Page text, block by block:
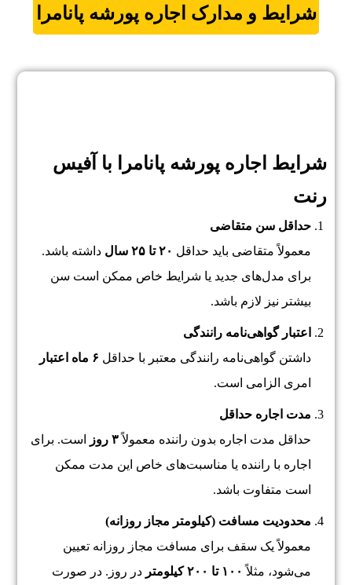
شرایط و مدارک اجاره پورشه پانامرا
شرایط اجاره پورشه پانامرا با آفیس
رنت
حداقل سن متقاضی
معمولاً متقاضی باید حداقل ۲۰ تا ۲۵ سال
داشته باشد.
برای مدل‌های جدید یا شرایط خاص ممکن است سن
بیشتر نیز لازم باشد.
اعتبار گواهی‌نامه رانندگی
داشتن گواهی‌نامه رانندگی معتبر با حداقل ۶ ماه اعتبار
امری الزامی است.
مدت اجاره حداقل
حداقل مدت اجاره بدون راننده معمولاً۳ روز
است. برای
اجاره با راننده یا مناسبت‌های خاص این مدت ممکن
است متفاوت باشد.
محدودیت مسافت (کیلومتر مجاز روزانه)
معمولاً یک سقف برای مسافت مجاز روزانه تعیین
می‌شود، مثلاً ۱۰۰ تا ۲۰۰ کیلومتر
در روز. در صورت